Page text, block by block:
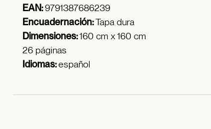
EAN:9791387686239
Encuadernación:Tapa dura
Dimensiones:160 cm x 160 cm
26 páginas
Idiomas:español